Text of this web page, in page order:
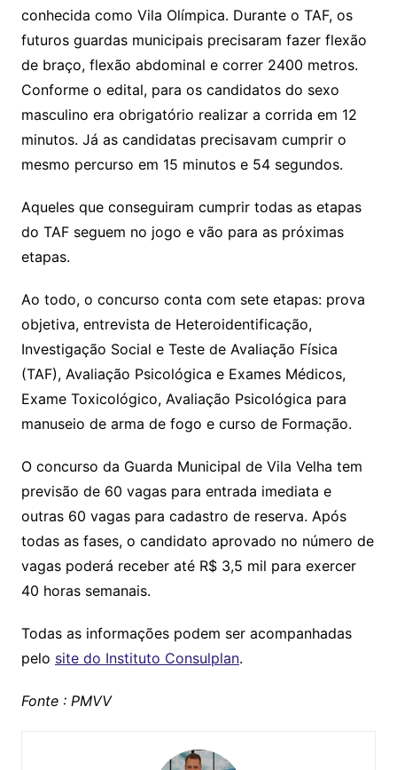
conhecida como Vila Olímpica. Durante o TAF, os
futuros guardas municipais precisaram fazer flexão
de braço, flexão abdominal e correr 2400 metros.
Conforme o edital, para os candidatos do sexo
masculino era obrigatório realizar a corrida em 12
minutos. Já as candidatas precisavam cumprir o
mesmo percurso em 15 minutos e 54 segundos.
Aqueles que conseguiram cumprir todas as etapas
do TAF seguem no jogo e vão para as próximas
etapas.
Ao todo, o concurso conta com sete etapas: prova
objetiva, entrevista de Heteroidentificação,
Investigação Social e Teste de Avaliação Física
(TAF), Avaliação Psicológica e Exames Médicos,
Exame Toxicológico, Avaliação Psicológica para
manuseio de arma de fogo e curso de Formação.
O concurso da Guarda Municipal de Vila Velha tem
previsão de 60 vagas para entrada imediata e
outras 60 vagas para cadastro de reserva. Após
todas as fases, o candidato aprovado no número de
vagas poderá receber até R$ 3,5 mil para exercer
40 horas semanais.
Todas as informações podem ser acompanhadas
pelo site do Instituto Consulplan.
Fonte : PMVV